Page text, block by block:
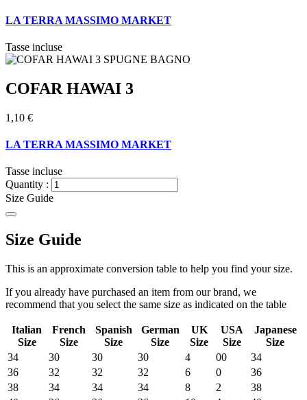
LA TERRA MASSIMO MARKET
Tasse incluse
COFAR HAWAI 3
1,10 €
LA TERRA MASSIMO MARKET
Tasse incluse
Quantity :
Size Guide
Size Guide
This is an approximate conversion table to help you find your size.
If you already have purchased an item from our brand, we
recommend that you select the same size as indicated on the table
Italian
Size
French
Size
Spanish
Size
German
Size
UK
Size
USA
Size
Japanese
Size
34
30 30 30 4 00
34
36
32 32 32 6 0
36
38
34 34 34 8 2
38